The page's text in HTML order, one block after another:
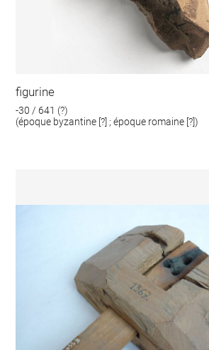
figurine
-30 / 641 (?)
(époque byzantine [?] ; époque romaine [?])